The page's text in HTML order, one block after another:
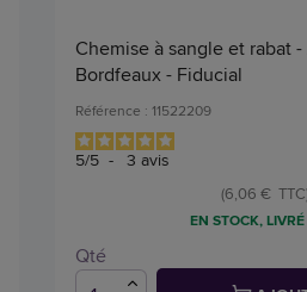
Chemise à sangle et rabat
Bordfeaux - Fiducial
Référence : 11522209
5/5 - 3 avis
(6,06 €
EN STOCK,
Qté